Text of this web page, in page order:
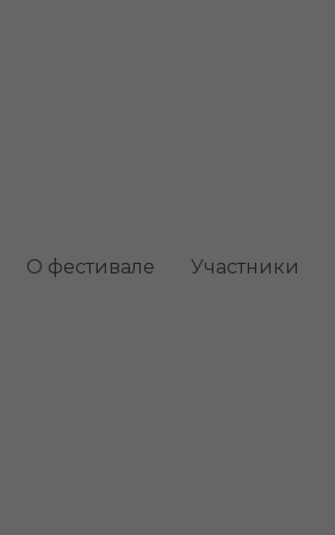
О фестивале Участники